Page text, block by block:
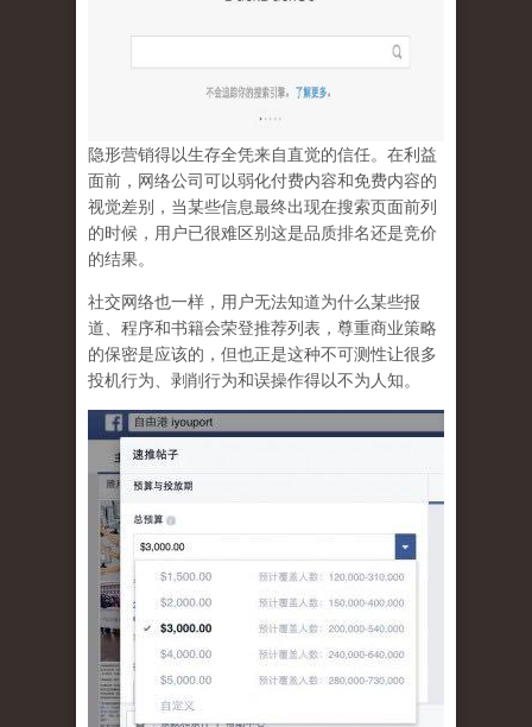
隐形营销得以生存全凭来自直觉的信任。在利益
面前，网络公司可以弱化付费内容和免费内容的
视觉差别，当某些信息最终出现在搜索页面前列
的时候，用户已很难区别这是品质排名还是竞价
的结果。
社交网络也一样， 用户无法知道为什么某些报
道、程序和书籍会荣登推荐列表，尊重商业策略
的保密是应该的，但也正是这种不可测性让很多
投机行为、剥削行为和误操作得以不为人知。